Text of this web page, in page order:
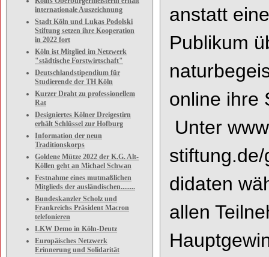
internationale Auszeichnung
Stadt Köln und Lukas Podolski
Stiftung setzen ihre Kooperation
in 2022 fort
Köln ist Mitglied im Netzwerk
"städtische Forstwirtschaft"
Deutschlandstipendium für
Studierende der TH Köln
Kurzer Draht zu professionellem
Rat
Designiertes Kölner Dreigestirn
erhält Schlüssel zur Hofburg
Information der neun
Traditionskorps
Goldene Mütze 2022 der K.G. Alt-
Köllen geht an Michael Schwan
Festnahme eines mutmaßlichen
Mitglieds der ausländischen........
Bundeskanzler Scholz und
Frankreichs Präsident Macron
telefonieren
LKW Demo in Köln-Deutz
Europäisches Netzwerk
Erinnerung und Solidarität
anstatt
Publikum
online ihre
Unter
didaten
allen